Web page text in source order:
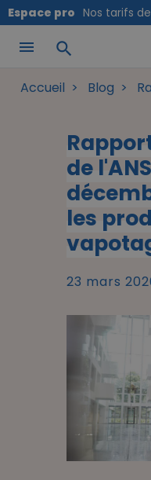
Panneau de gestion
Espace pro Nos tarifs
search
Accueil Blog
de
les
23 mars